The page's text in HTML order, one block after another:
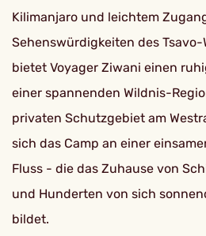
Kilimanjaro und leichtem
Sehenswürdigkeiten des
bietet Voyager Ziwani einen
einer spannenden Wildnis-
privaten Schutzgebiet am
sich das Camp an einer
Fluss - die das Zuhause von
und Hunderten von sich
bildet.